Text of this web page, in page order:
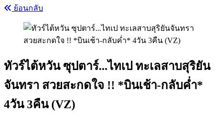
ย้อนกลับ
ทัวร์ไต้หวัน ซุปตาร์...ไทเป ทะเลสาบสุริยัน
จันทรา สวยสะกดใจ !! *บินเช้า-กลับค่ำ*
4วัน 3คืน (VZ)